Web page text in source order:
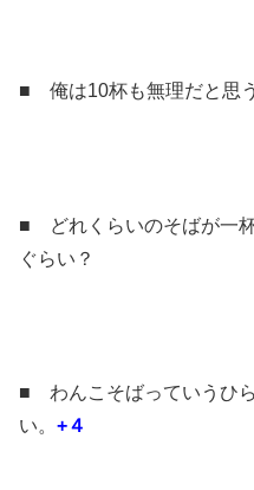
■ 俺は10杯も無理だと思う
■ どれくらいのそばが一
ぐらい？
■ わんこそばっていうひ
い。 +４